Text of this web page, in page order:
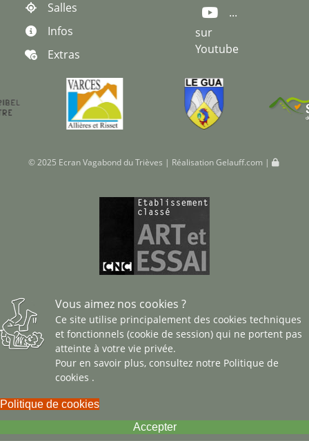
Salles
Infos
Extras
...
sur
Youtube
© 2025 Ecran Vagabond du Trièves | Réalisation Gelauff.com
Vous aimez nos cookies ?
Ce site utilise principalement des cookies techniques
et fonctionnels (cookie de session) qui ne portent pas
atteinte à votre vie privée.
Pour en savoir plus, consultez notre Politique de
cookies .
Politique de cookies
Accepter